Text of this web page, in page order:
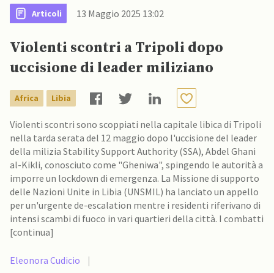
Articoli 13 Maggio 2025 13:02
Violenti scontri a Tripoli dopo
uccisione di leader miliziano
Africa Libia
Violenti scontri sono scoppiati nella capitale libica di Tripoli
nella tarda serata del 12 maggio dopo l'uccisione del leader
della milizia Stability Support Authority (SSA), Abdel Ghani
al-Kikli, conosciuto come "Gheniwa", spingendo le autorità a
imporre un lockdown di emergenza. La Missione di supporto
delle Nazioni Unite in Libia (UNSMIL) ha lanciato un appello
per un'urgente de-escalation mentre i residenti riferivano di
intensi scambi di fuoco in vari quartieri della città. I combatti
[continua]
Eleonora Cudicio |